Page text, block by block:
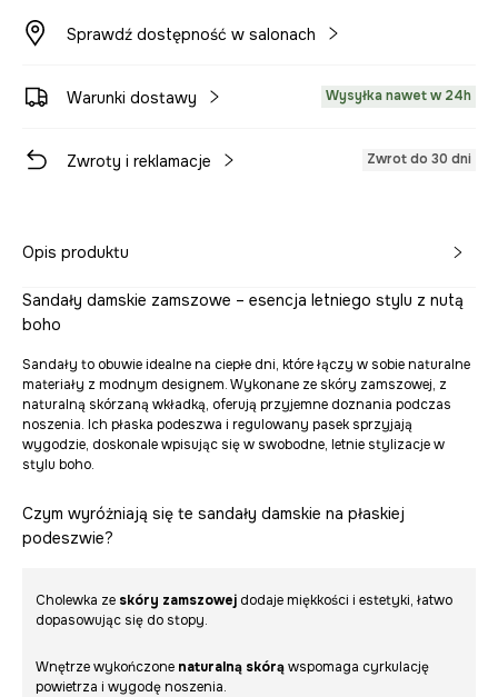
Sprawdź dostępność w salonach
Warunki dostawy Wysyłka nawet w 24h
Zwroty i reklamacje Zwrot do 30 dni
Opis produktu
Sandały damskie zamszowe – esencja letniego stylu z nutą
boho
Sandały to obuwie idealne na ciepłe dni, które łączy w sobie naturalne
materiały z modnym designem. Wykonane ze skóry zamszowej, z
naturalną skórzaną wkładką, oferują przyjemne doznania podczas
noszenia. Ich płaska podeszwa i regulowany pasek sprzyjają
wygodzie, doskonale wpisując się w swobodne, letnie stylizacje w
stylu boho.
Czym wyróżniają się te sandały damskie na płaskiej
podeszwie?
Cholewka ze skóry zamszowej dodaje miękkości i estetyki, łatwo
dopasowując się do stopy.
Wnętrze wykończone naturalną skórąwspomaga cyrkulację
powietrza i wygodę noszenia.